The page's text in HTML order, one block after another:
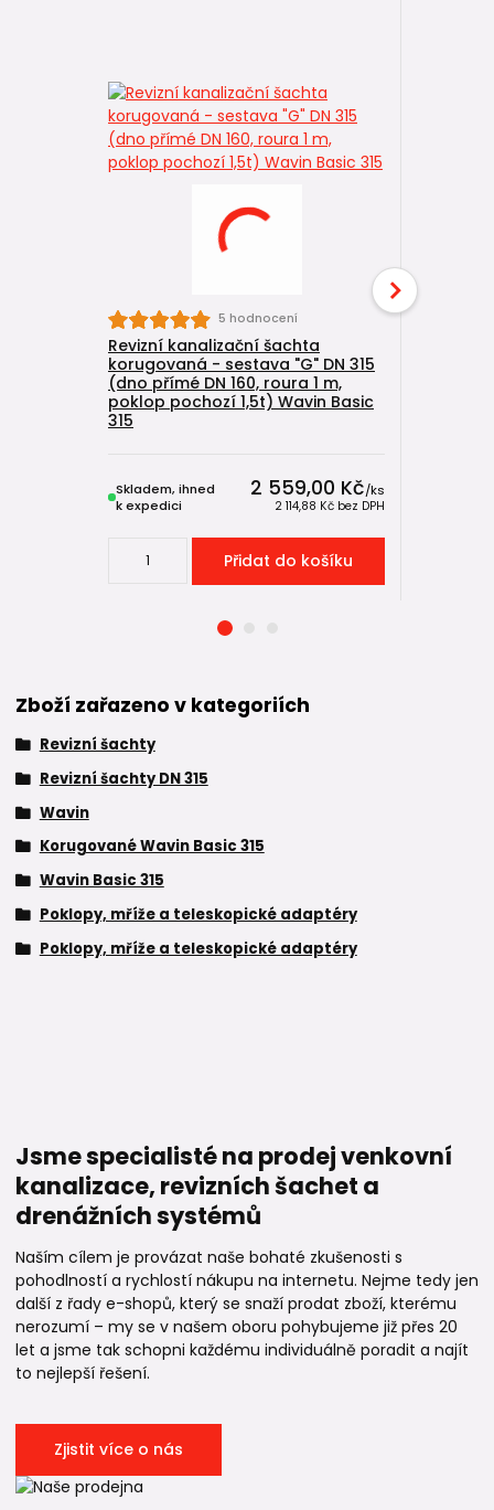
5 hodnocení
Revizní kanalizační šachta
korugovaná - sestava "G" DN 315
(dno přímé DN 160, roura 1 m,
poklop pochozí 1,5t) Wavin Basic
315
2 559,00 Kč/ks
2 114,88 Kč bez DPH
Skladem, ihned
k expedici
Přidat do košíku
Zboží zařazeno v kategoriích
Revizní šachty
Revizní šachty DN 315
Wavin
Korugované Wavin Basic 315
Wavin Basic 315
Poklopy, mříže a teleskopické adaptéry
Poklopy, mříže a teleskopické adaptéry
Jsme specialisté na prodej venkovní
kanalizace, revizních šachet a
drenážních systémů
Naším cílem je provázat naše bohaté zkušenosti s
pohodlností a rychlostí nákupu na internetu. Nejme tedy jen
další z řady e-shopů, který se snaží prodat zboží, kterému
nerozumí – my se v našem oboru pohybujeme již přes 20
let a jsme tak schopni každému individuálně poradit a najít
to nejlepší řešení.
Zjistit více o nás